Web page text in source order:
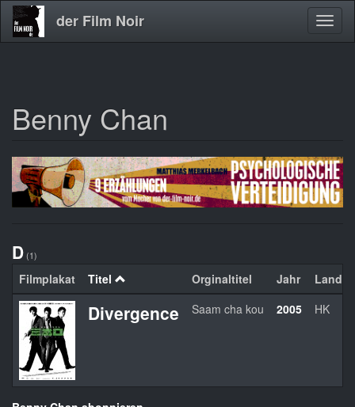
Direkt
zum
der Film Noir
Benny Chan
D (1)
Filmplakat Titel Orginaltitel Jahr Land
Divergence Saam cha kou 2005 HK